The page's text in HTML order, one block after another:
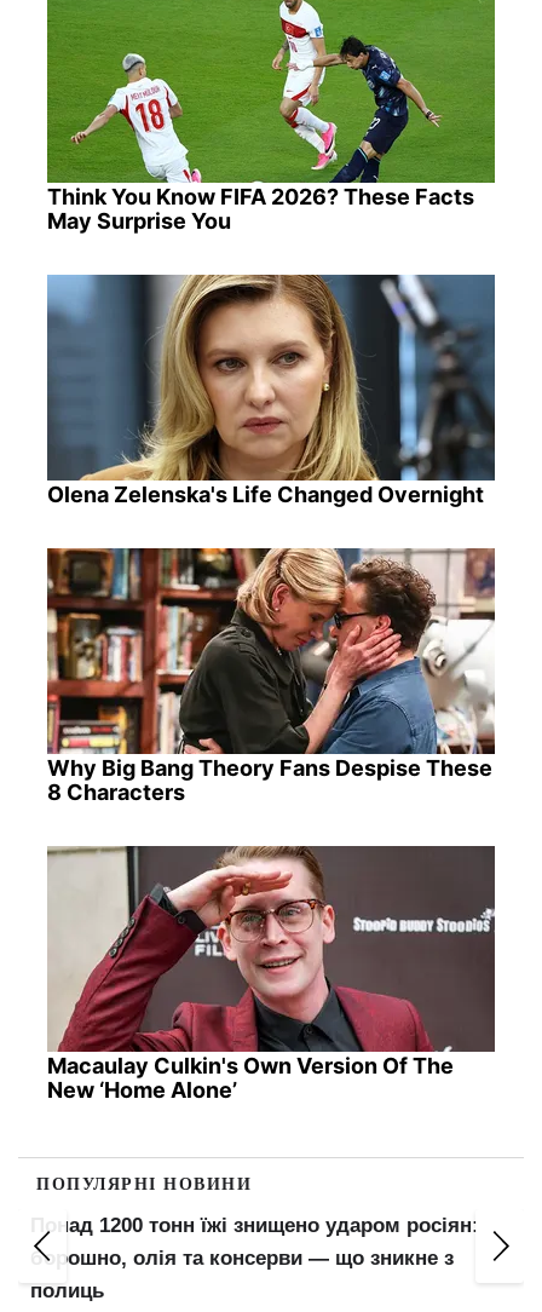
Think You Know FIFA 2026? These Facts
May Surprise You
Olena Zelenska's Life Changed Overnight
Why Big Bang Theory Fans Despise These
8 Characters
Macaulay Culkin's Own Version Of The
New ‘Home Alone’
ПОПУЛЯРНІ НОВИНИ
Китайський гороскоп на серпень: Зміям
пророкують головну удачу, а Тиграм — місяць
випробувань